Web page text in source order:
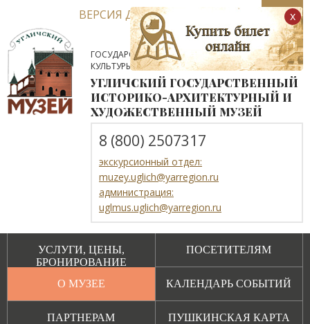
ВЕРСИЯ ДЛЯ СЛАБОВИДЯЩИХ
ГОСУДАРСТВЕННОЕ АВТОНОМНОЕ УЧРЕЖДЕНИЕ
КУЛЬТУРЫ ЯРОСЛАВСКОЙ ОБЛАСТИ
УГЛИЧСКИЙ ГОСУДАРСТВЕННЫЙ
ИСТОРИКО-АРХИТЕКТУРНЫЙ И
ХУДОЖЕСТВЕННЫЙ МУЗЕЙ
8 (800) 2507317
экскурсионный отдел:
muzey.uglich@yarregion.ru
администрация:
uglmus.uglich@yarregion.ru
УСЛУГИ, ЦЕНЫ,
БРОНИРОВАНИЕ
ПОСЕТИТЕЛЯМ
О МУЗЕЕ КАЛЕНДАРЬ СОБЫТИЙ
ПАРТНЕРАМ ПУШКИНСКАЯ КАРТА
x